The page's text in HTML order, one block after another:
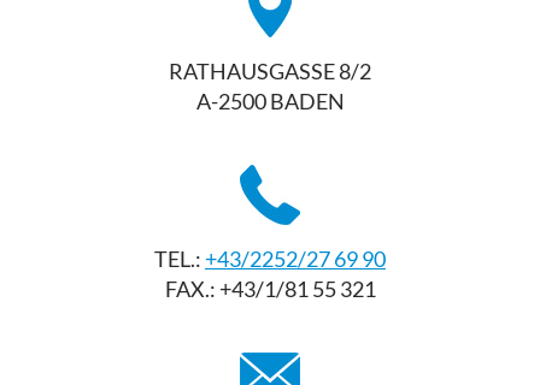
RATHAUSGASSE 8/2
A-2500 BADEN
TEL.:+43/2252/27 69 90
FAX.: +43/1/81 55 321